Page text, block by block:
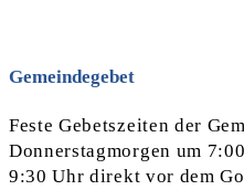
Gemeindegebet
Feste Gebetszeiten der
Donnerstagmorgen um
9:30 Uhr direkt vor dem